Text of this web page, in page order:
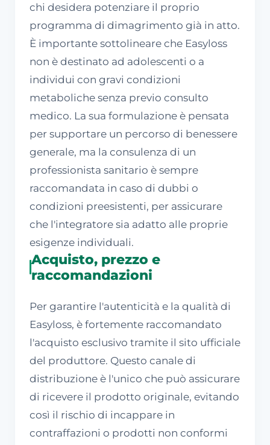
chi desidera potenziare il proprio
programma di dimagrimento già in atto.
È importante sottolineare che Easyloss
non è destinato ad adolescenti o a
individui con gravi condizioni
metaboliche senza previo consulto
medico. La sua formulazione è pensata
per supportare un percorso di benessere
generale, ma la consulenza di un
professionista sanitario è sempre
raccomandata in caso di dubbi o
condizioni preesistenti, per assicurare
che l'integratore sia adatto alle proprie
esigenze individuali.
Acquisto, prezzo e
raccomandazioni
Per garantire l'autenticità e la qualità di
Easyloss, è fortemente raccomandato
l'acquisto esclusivo tramite il sito ufficiale
del produttore. Questo canale di
distribuzione è l'unico che può assicurare
di ricevere il prodotto originale, evitando
così il rischio di incappare in
contraffazioni o prodotti non conformi